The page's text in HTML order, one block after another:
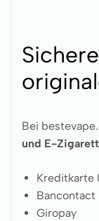
Bei
und E-
Kreditkarte
Bancontact
Giropay